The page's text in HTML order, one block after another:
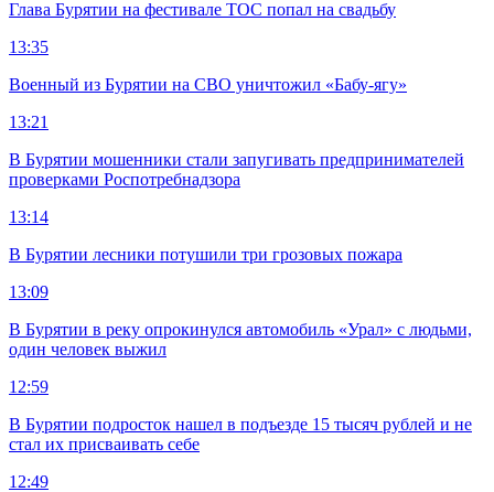
Глава Бурятии на фестивале ТОС попал на свадьбу
13:35
Военный из Бурятии на СВО уничтожил «Бабу-ягу»
13:21
В Бурятии мошенники стали запугивать предпринимателей
проверками Роспотребнадзора
13:14
В Бурятии лесники потушили три грозовых пожара
13:09
В Бурятии в реку опрокинулся автомобиль «Урал» с людьми,
один человек выжил
12:59
В Бурятии подросток нашел в подъезде 15 тысяч рублей и не
стал их присваивать себе
12:49